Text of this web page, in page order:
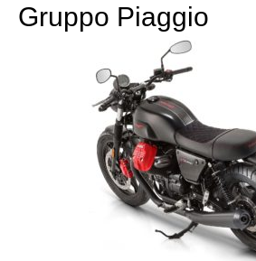
Gruppo Piaggio